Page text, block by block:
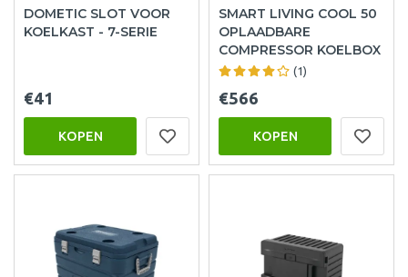
DOMETIC SLOT VOOR
KOELKAST - 7-SERIE
€41
KOPEN
SMART LIVING COOL 50
OPLAADBARE
COMPRESSOR KOELBOX
(1)
€566
KOPEN